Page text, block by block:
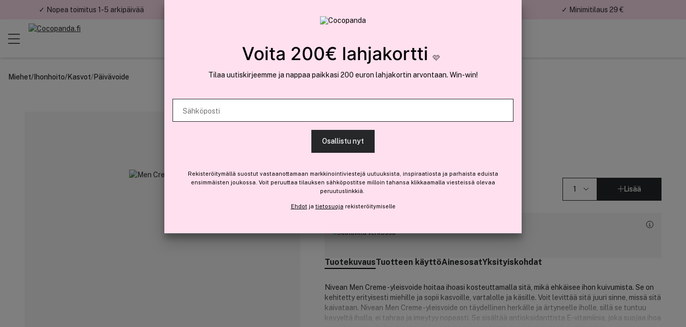
✓ Nopea toimitus 1-5 arkipäivää ✓ Minimitilaus 29 €
Miehet/ Ihonhoito/Kasvot/Päivävoide
NIVEA
Men Creme 150ml
5,25 € Lisää
Saatavilla verkossa
TuotekuvausTuotteen käyttöAinesosatYksityiskohdat
Nivean Men Creme -yleisvoide hoitaa ihoasi kosteuttamalla sitä, mikä ehkäisee ihon kuivumista. Se on
kehitetty erityisesti miehille ja sopii kasvoille, vartalolle ja käsille. Voit levittää sitä juuri sinne, missä sitä
kaivataan. Nivean Men Creme -yleisvoide on täydellinen herkälle ja ärtyneelle iholle, sillä se tuntuu
kevyeltä iholla, ei tahraa ja imeytyy nopeasti. Se sisältää antioksidanttista E-vitamiinia, joka suojaa ihoa
Voita 200€ lahjakortti 🩷
Tilaa uutiskirjeemme ja nappaa paikkasi 200 euron lahjakortin arvontaan. Win-win!
Sähköposti
Osallistu nyt
Rekisteröitymällä suostut vastaanottamaan markkinointiviestejä uutuuksista, inspiraatiosta ja parhaista eduista
ensimmäisten joukossa. Voit peruuttaa tilauksen sähköpostitse milloin tahansa klikkaamalla viesteissä olevaa
peruutuslinkkiä.
Ehdotja tietosuoja rekisteröitymiselle